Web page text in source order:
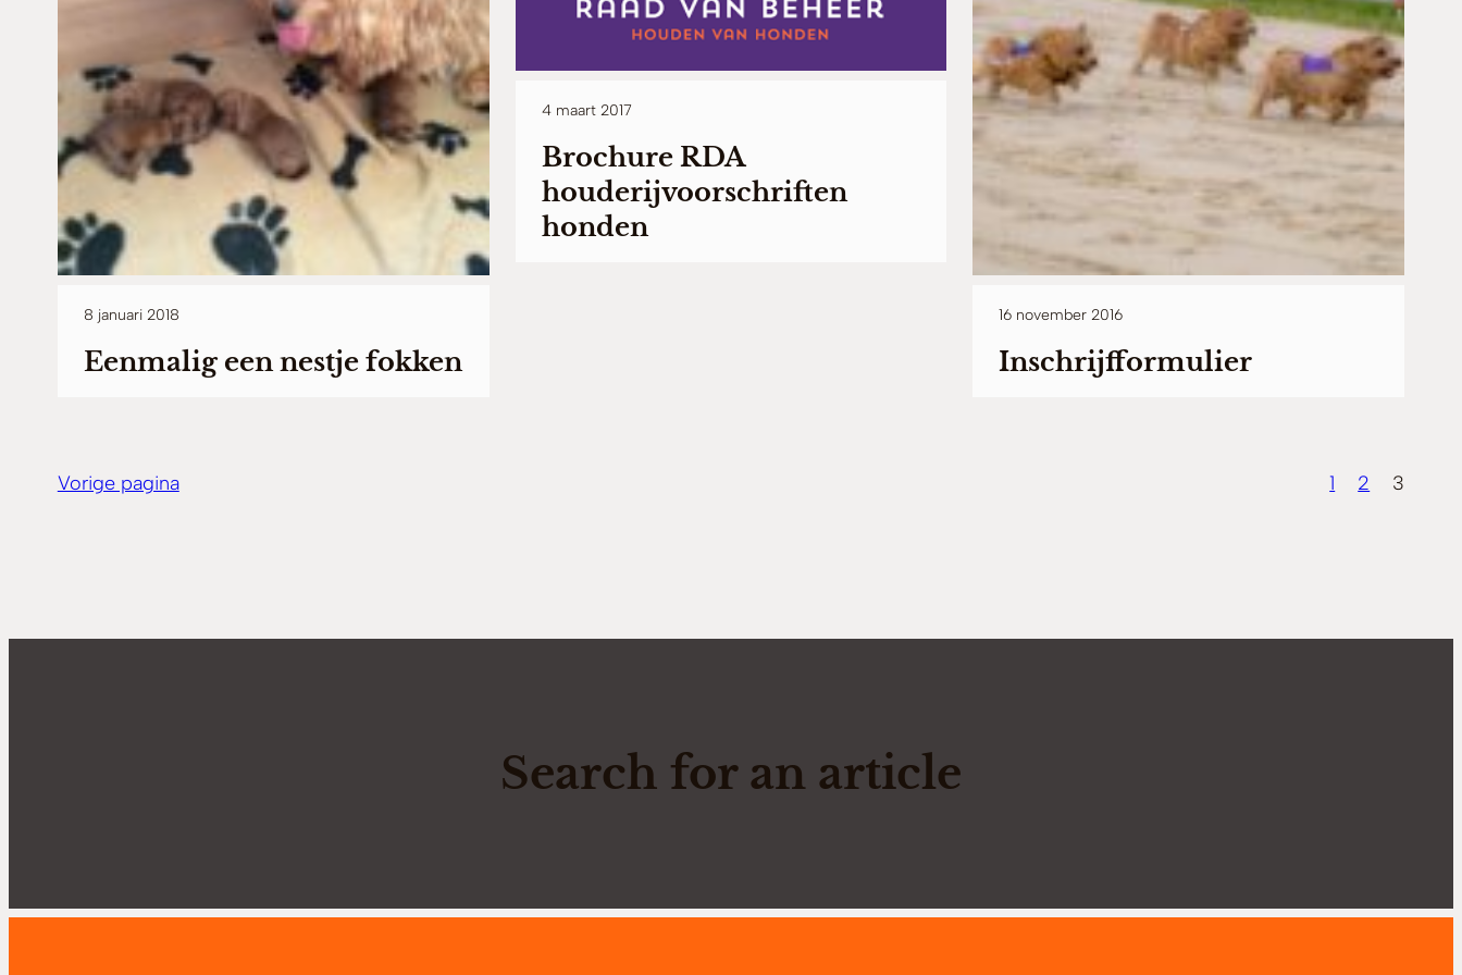
8 januari 2018
Eenmalig een nestje fokken
4 maart 2017
Brochure RDA
houderijvoorschriften
honden
16 november 2016
Inschrijfformulier
Vorige pagina 1 2 3
Search for an article